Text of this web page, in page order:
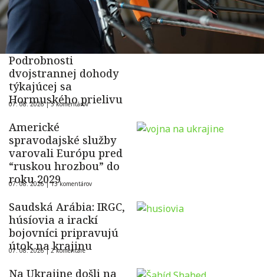
Podrobnosti
dvojstrannej dohody
týkajúcej sa
Hormuského prielivu
07. 08. 2026 |5 komentárov
Americké
spravodajské služby
varovali Európu pred
“ruskou hrozbou” do
roku 2029
07. 08. 2026 |13 komentárov
Saudská Arábia: IRGC,
húsíovia a irackí
bojovníci pripravujú
útok na krajinu
07. 08. 2026 |2 komentáre
Na Ukrajine došli na